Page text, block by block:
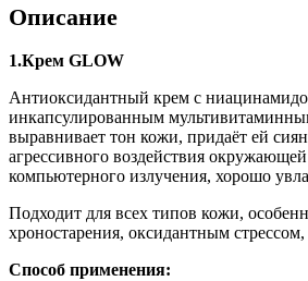
Описание
1.Крем GLOW
Антиоксидантный крем с
инкапсулированным
выравнивает тон кожи, придаёт ей
агрессивного воздействия
компьютерного излучения, хорошо
Подходит для всех типов кожи,
хроностарения, оксидантным
Способ применения: